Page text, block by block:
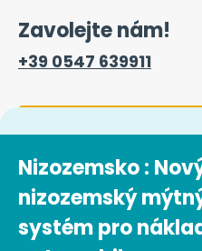
Nizozemsko :
nizozemský
systém pro
Zavolejte nám!
+39 0547 639911
Kontaktní formulář
Práce ve
Transport